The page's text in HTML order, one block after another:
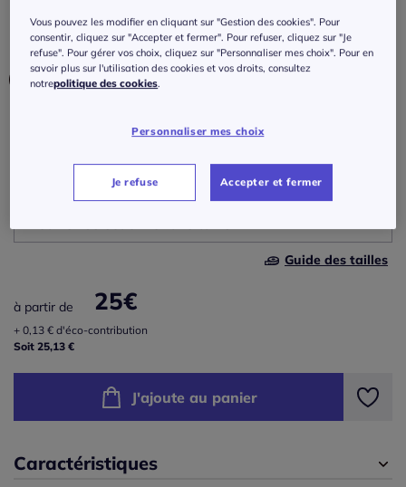
Couleur :offwhite
Cordon universel
175x140 cm -
245x140 cm -En stock
Guide des tailles
à partir de 25€
+ 0,13 € d'éco-contribution
Soit 25,13 €
J'ajoute au panier
Caractéristiques
Vous pouvez les modifier en cliquant sur "Gestion des cookies". Pour
consentir, cliquez sur "Accepter et fermer". Pour refuser, cliquez sur "Je
refuse". Pour gérer vos choix, cliquez sur "Personnaliser mes choix". Pour en
savoir plus sur l'utilisation des cookies et vos droits, consultez
notrepolitique des cookies
Personnaliser mes choix
Je refuse Accepter et fermer